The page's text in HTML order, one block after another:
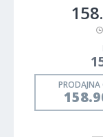
PRODAJNA